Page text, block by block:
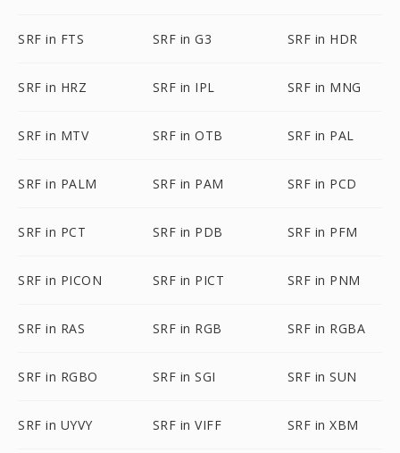
SRF in FTS SRF in G3 SRF in HDR
SRF in HRZ SRF in IPL SRF in MNG
SRF in MTV SRF in OTB SRF in PAL
SRF in PALM SRF in PAM SRF in PCD
SRF in PCT SRF in PDB SRF in PFM
SRF in PICON SRF in PICT SRF in PNM
SRF in RAS SRF in RGB SRF in RGBA
SRF in RGBO SRF in SGI SRF in SUN
SRF in UYVY SRF in VIFF SRF in XBM